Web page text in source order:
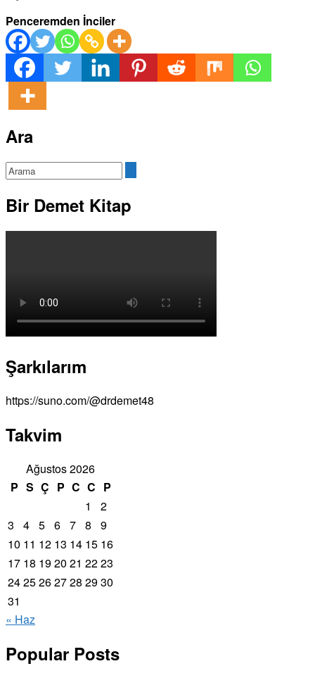
Penceremden İnciler
Ara
Bir Demet Kitap
Şarkılarım
https://suno.com/@drdemet48
Takvim
Ağustos 2026
P S Ç P C C P
1
2
3
4 5 6 7 8
9
10 11 12 13 14 15 16
17 18 1920 21 2223
2425262728 2930
31
« Haz
Popular Posts